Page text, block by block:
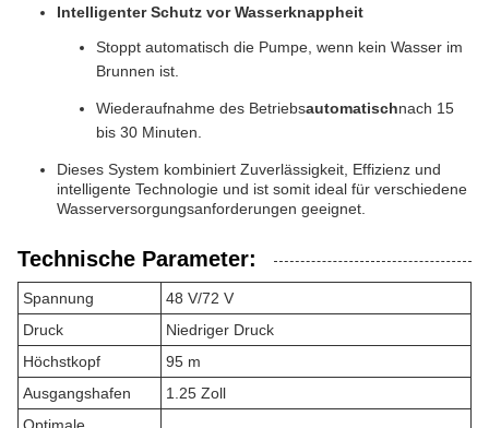
Intelligenter Schutz vor Wasserknappheit
Stoppt automatisch die Pumpe, wenn kein Wasser im
Brunnen ist.
Wiederaufnahme des Betriebsautomatischnach 15
bis 30 Minuten.
Dieses System kombiniert Zuverlässigkeit, Effizienz und
intelligente Technologie und ist somit ideal für verschiedene
Wasserversorgungsanforderungen geeignet.
Technische Parameter:
Spannung
48 V/72 V
Druck
Niedriger Druck
Höchstkopf
95 m
Ausgangshafen
1.25 Zoll
Optimale